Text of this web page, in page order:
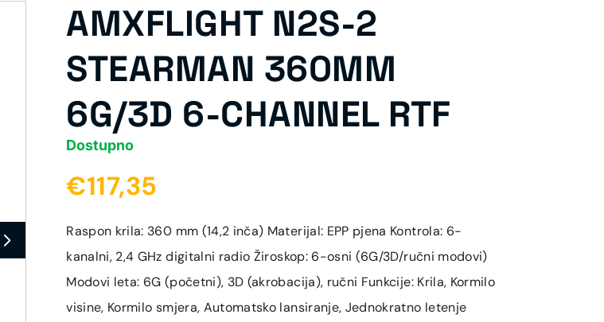
AMXFLIGHT N2S-2
STEARMAN 360MM
6G/3D 6-CHANNEL RTF
Dostupno
€117,35
Raspon krila: 360 mm (14,2 inča) Materijal: EPP pjena Kontrola: 6-
kanalni, 2,4 GHz digitalni radio Žiroskop: 6-osni (6G/3D/ručni modovi)
Modovi leta: 6G (početni), 3D (akrobacija), ručni Funkcije: Krila, Kormilo
visine, Kormilo smjera, Automatsko lansiranje, Jednokratno letenje